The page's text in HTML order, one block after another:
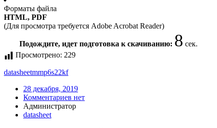
Форматы файла
HTML, PDF
(Для просмотра требуется Adobe Acrobat Reader)
Подождите, идет подготовка к скачиванию: 8 сек.
Просмотрено: 229
datasheetmmp6s22kf
28 декабря, 2019
Комментариев нет
Администратор
datasheet